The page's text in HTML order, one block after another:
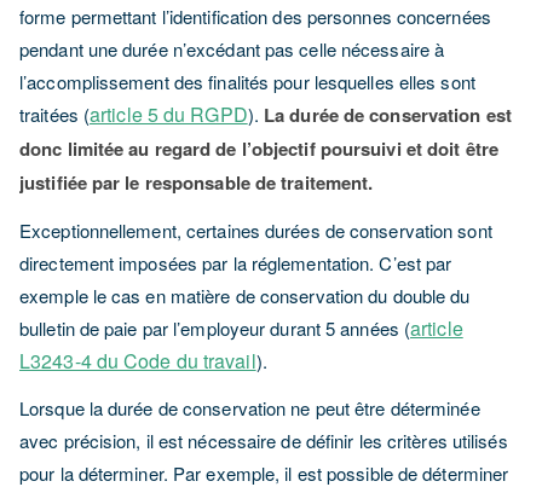
forme permettant l’identification des personnes concernées
pendant une durée n’excédant pas celle nécessaire à
l’accomplissement des finalités pour lesquelles elles sont
traitées (article 5 du RGPD). La durée de conservation est
donc limitée au regard de l’objectif poursuivi et doit être
justifiée par le responsable de traitement.
Exceptionnellement, certaines durées de conservation sont
directement imposées par la réglementation. C’est par
exemple le cas en matière de conservation du double du
bulletin de paie par l’employeur durant 5 années (article
L3243-4 du Code du travail).
Lorsque la durée de conservation ne peut être déterminée
avec précision, il est nécessaire de définir les critères utilisés
pour la déterminer. Par exemple, il est possible de déterminer